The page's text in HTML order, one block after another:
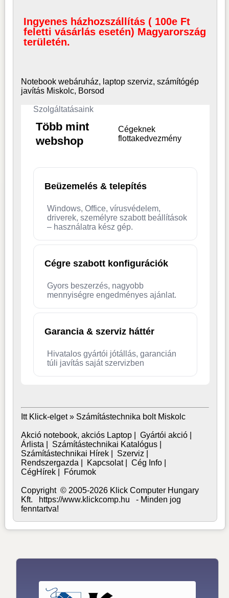
Ingyenes házhozszállítás ( 100e Ft
feletti vásárlás esetén) Magyarország
területén.
Notebook webáruház, laptop szerviz, számítógép
javítás Miskolc, Borsod
Szolgáltatásaink
Több mint
webshop
Cégeknek
flottakedvezmény
Beüzemelés & telepítés
Windows, Office, vírusvédelem,
driverek, személyre szabott beállítások
– használatra kész gép.
Cégre szabott konfigurációk
Gyors beszerzés, nagyobb
mennyiségre engedményes ajánlat.
Garancia & szerviz háttér
Hivatalos gyártói jótállás, garancián
túli javítás saját szervizben
Itt Klick-elget » Számítástechnika bolt Miskolc
Akció notebook, akciós Laptop| Gyártói akció|
Árlista
Számítástechnikai Katalógus|
Számítástechnikai Hírek| Szerviz
Rendszergazda
Kapcsolat| Cég Info|
CégHírek| Fórumok
Copyright © 2005-2026 Klick Computer Hungary
Kft. https://www.klickcomp.hu - Minden jog
fenntartva!